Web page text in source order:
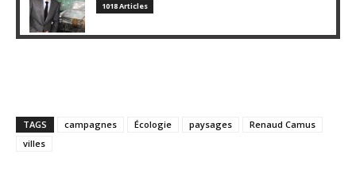
1018 Articles
TAGS campagnes Écologie paysages
Renaud Camus
villes